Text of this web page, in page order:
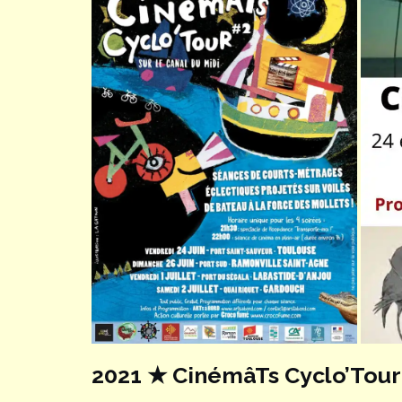
2021 ★ CinémâTs